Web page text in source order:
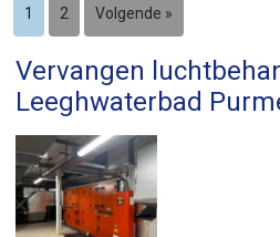
1 2 Volgende »
Vervangen
Leeghwaterbad